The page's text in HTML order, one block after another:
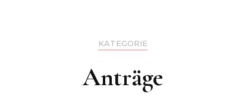
Tierschutz-Netzwerken
Neujahrsempfang
KATEGORIE
Anträge